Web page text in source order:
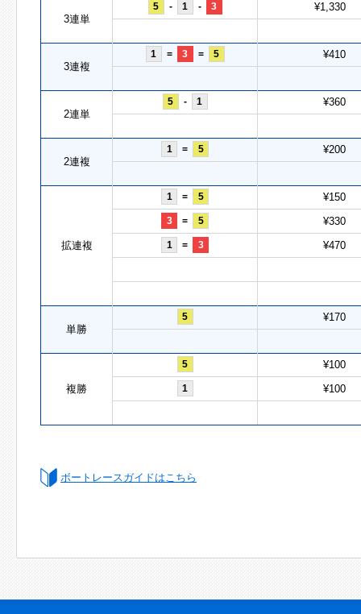
3連単
5 - 1 - 3 ¥1,330
3連複
1 = 3 = 5 ¥410
2連単
5 - 1 ¥360
2連複
1 = 5 ¥200
拡連複
1 = 5 ¥150
3 = 5 ¥330
1 = 3 ¥470
単勝
5 ¥170
複勝
5 ¥100
1 ¥100
ボートレースガイドはこちら